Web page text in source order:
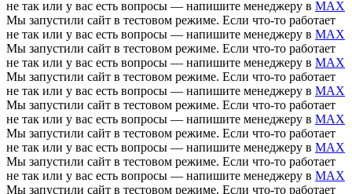
не так или у вас есть вопросы — напишите менеджеру в MAX
Мы запустили сайт в тестовом режиме. Если что-то работает
не так или у вас есть вопросы — напишите менеджеру в MAX
Мы запустили сайт в тестовом режиме. Если что-то работает
не так или у вас есть вопросы — напишите менеджеру в MAX
Мы запустили сайт в тестовом режиме. Если что-то работает
не так или у вас есть вопросы — напишите менеджеру в MAX
Мы запустили сайт в тестовом режиме. Если что-то работает
не так или у вас есть вопросы — напишите менеджеру в MAX
Мы запустили сайт в тестовом режиме. Если что-то работает
не так или у вас есть вопросы — напишите менеджеру в MAX
Мы запустили сайт в тестовом режиме. Если что-то работает
не так или у вас есть вопросы — напишите менеджеру в MAX
Мы запустили сайт в тестовом режиме. Если что-то работает